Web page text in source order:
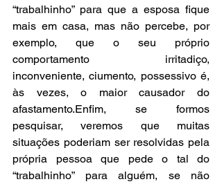
“trabalhinho” para que a esposa fique
mais em casa, mas não percebe, por
exemplo, que o seu próprio
comportamento irritadiço,
inconveniente, ciumento, possessivo é,
às vezes, o maior causador do
afastamento.Enfim, se formos
pesquisar, veremos que muitas
situações poderiam ser resolvidas pela
própria pessoa que pede o tal do
“trabalhinho” para alguém, se não